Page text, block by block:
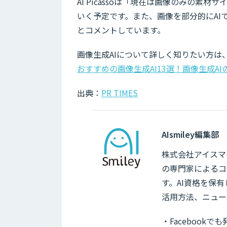
いく予定です。また、画像を部分的に
とコメントしています。
画像生成AIについて詳しく知りたい方は
おすすめの画像生成AI13選！画像生成AI
出典： PR TIMES
AIsmiley編集部
株式会社アイス
の専門家による
す。AI資格を保
活用方法、ニュ
・Facebookで